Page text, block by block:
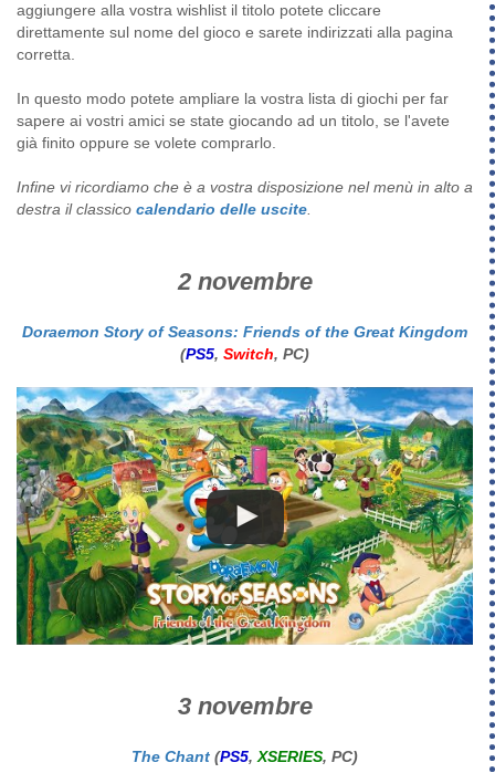
aggiungere alla vostra wishlist il titolo potete cliccare
direttamente sul nome del gioco e sarete indirizzati alla pagina
corretta.
In questo modo potete ampliare la vostra lista di giochi per far
sapere ai vostri amici se state giocando ad un titolo, se l'avete
già finito oppure se volete comprarlo.
Infine vi ricordiamo che è a vostra disposizione nel menù in alto a
destra il classico calendario delle uscite.
2 novembre
Doraemon Story of Seasons: Friends of the Great Kingdom
(PS5, Switch, PC)
3 novembre
The Chant (PS5, XSERIES, PC)